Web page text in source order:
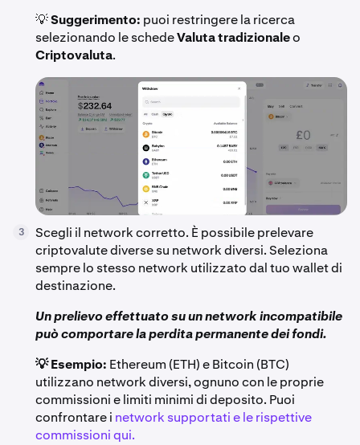
💡Suggerimento: puoi restringere la ricerca
selezionando le schedeValuta tradizionaleo
Criptovaluta.
3
Scegli il network corretto. È possibile prelevare
criptovalute diverse su network diversi. Seleziona
sempre lo stesso network utilizzato dal tuo wallet di
destinazione.
Un prelievo effettuato su un network incompatibile
può comportare la perdita permanente dei fondi.
💡 Esempio: Ethereum (ETH) e Bitcoin (BTC)
utilizzano network diversi, ognuno con le proprie
commissioni e limiti minimi di deposito. Puoi
confrontare i network supportati e le rispettive
commissioni qui.